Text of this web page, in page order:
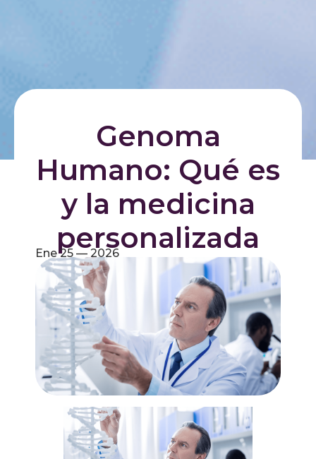
Genoma
Humano: Qué es
y la medicina
personalizada
Ene 25 — 2026